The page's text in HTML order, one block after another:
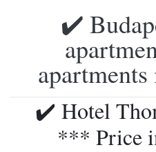
✔️
✔️ Hotel
*** Price